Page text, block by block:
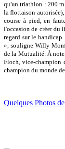
qu'un triathlon : 200 m
la flottaison
course à pied, en
l'occasion de créer du
regard sur le
», souligne Willy
de la Mutualité. À
Floch, vice-champion
champion du monde
Quelques Photos